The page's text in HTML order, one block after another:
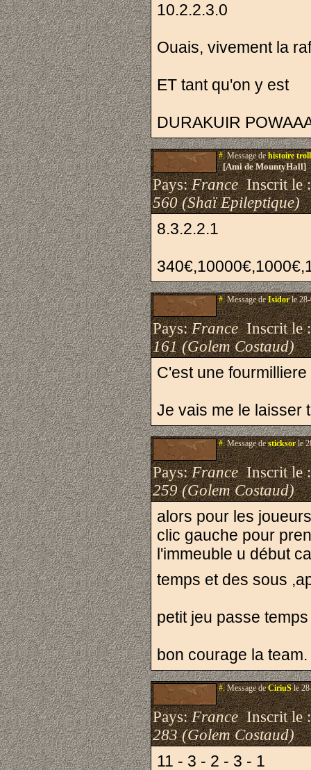
10.2.2.3.0
Ouais, vivement la
ET tant qu'on y est
DURAKUIR
#.Message dehistoire troll
[Ami de MountyHall]
Pays:FranceInscrit le
560 (Shaï Epileptique)
8.3.2.2.1
#.Message deIsidorle 28-
Pays:FranceInscrit le
161 (Golem Costaud)
C'est une
Je vais me le laisser
#.Message desticksorle
Pays:FranceInscrit le
259 (Golem Costaud)
alors pour les
clic gauche pour
l'immeuble u début
temps et des sous
petit jeu passe
bon courage la team.
#.Message deCiriuSle
Pays:FranceInscrit le
283 (Golem Costaud)
11 - 3 - 2 - 3 - 1